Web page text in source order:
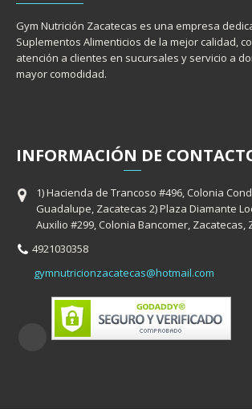
Gym Nutrición Zacatecas es una empresa
Suplementos Alimenticios de la mejor calidad,
atención a clientes en sucursales y servicio a
mayor comodidad.
INFORMACIÓN DE
1) Hacienda de Trancoso #496, Colonia
Guadalupe, Zacatecas 2) Plaza Diamante
Auxilio #299, Colonia Bancomer, Zacatecas,
4921030358
gymnutricionzacatecas@hotmail.com